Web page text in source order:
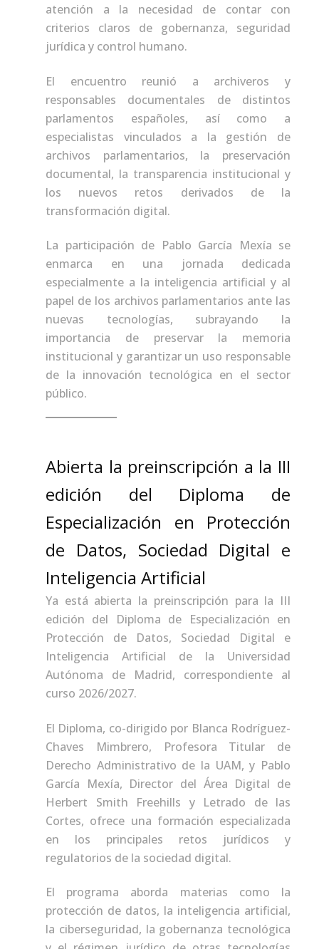
atención a la necesidad de contar con
criterios claros de gobernanza, seguridad
jurídica y control humano.
El encuentro reunió a archiveros y
responsables documentales de distintos
parlamentos españoles, así como a
especialistas vinculados a la gestión de
archivos parlamentarios, la preservación
documental, la transparencia institucional y
los nuevos retos derivados de la
transformación digital.
La participación de Pablo García Mexía se
enmarca en una jornada dedicada
especialmente a la inteligencia artificial y al
papel de los archivos parlamentarios ante las
nuevas tecnologías, subrayando la
importancia de preservar la memoria
institucional y garantizar un uso responsable
de la innovación tecnológica en el sector
público.
Abierta la preinscripción a la III
edición del Diploma de
Especialización en Protección
de Datos, Sociedad Digital e
Inteligencia Artificial
Ya está abierta la preinscripción para la III
edición del Diploma de Especialización en
Protección de Datos, Sociedad Digital e
Inteligencia Artificial de la Universidad
Autónoma de Madrid, correspondiente al
curso 2026/2027.
El Diploma, co-dirigido por Blanca Rodríguez-
Chaves Mimbrero, Profesora Titular de
Derecho Administrativo de la UAM, y Pablo
García Mexía, Director del Área Digital de
Herbert Smith Freehills y Letrado de las
Cortes, ofrece una formación especializada
en los principales retos jurídicos y
regulatorios de la sociedad digital.
El programa aborda materias como la
protección de datos, la inteligencia artificial,
la ciberseguridad, la gobernanza tecnológica